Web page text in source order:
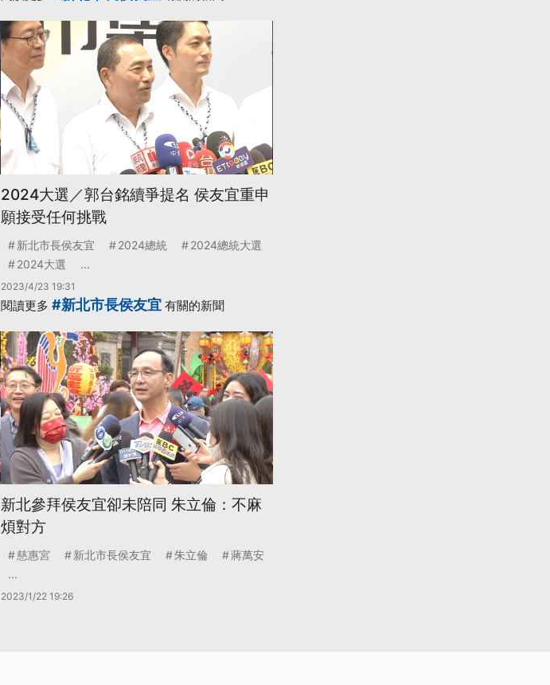
2024大選／郭台銘續爭提名 侯友宜重申
願接受任何挑戰
新北市長侯友宜 2024總統
2024總統大選
2024大選
...
2023/4/23 19:31
閱讀更多 #新北市長侯友宜 有關的新聞
新北參拜侯友宜卻未陪同 朱立倫：不麻
煩對方
慈惠宮 新北市長侯友宜 朱立倫
蔣萬安
...
2023/1/22 19:26